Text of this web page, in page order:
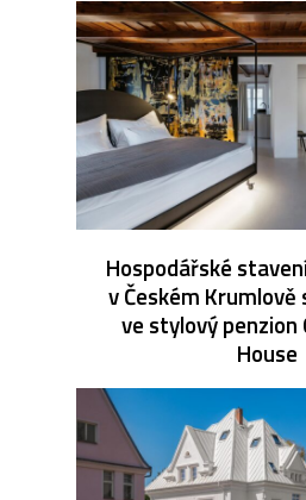
Hospodářské
v Českém
ve stylový penzion
House